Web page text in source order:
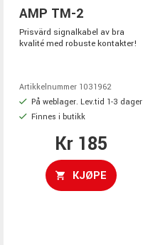
AMP TM-2
Prisvärd signalkabel av bra
kvalité med robuste kontakter!
Artikkelnummer 1031962
På weblager. Lev.tid 1-3 dager
Finnes i butikk
Kr 185
KJØPE